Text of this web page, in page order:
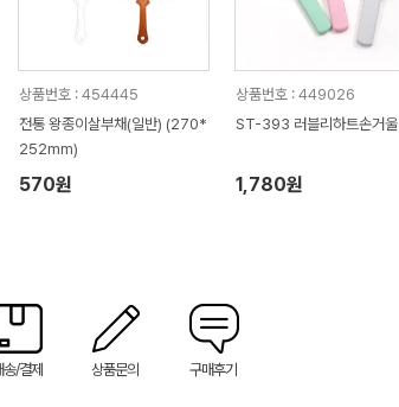
상품번호 : 454445
전통 왕종이살부채(일반) (270*
252mm)
570원
상품번호 : 449026
ST-393 러블리하트손거울
1,780원
송/결제 상품문의 구매후기